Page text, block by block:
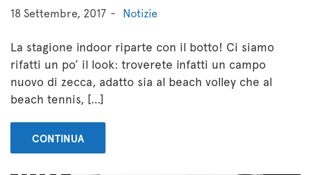
18 Settembre, 2017 Notizie
La stagione indoor riparte con il botto! Ci siamo
rifatti un po’ il look: troverete infatti un campo
nuovo di zecca, adatto sia al beach volley che al
beach tennis, […]
CONTINUA